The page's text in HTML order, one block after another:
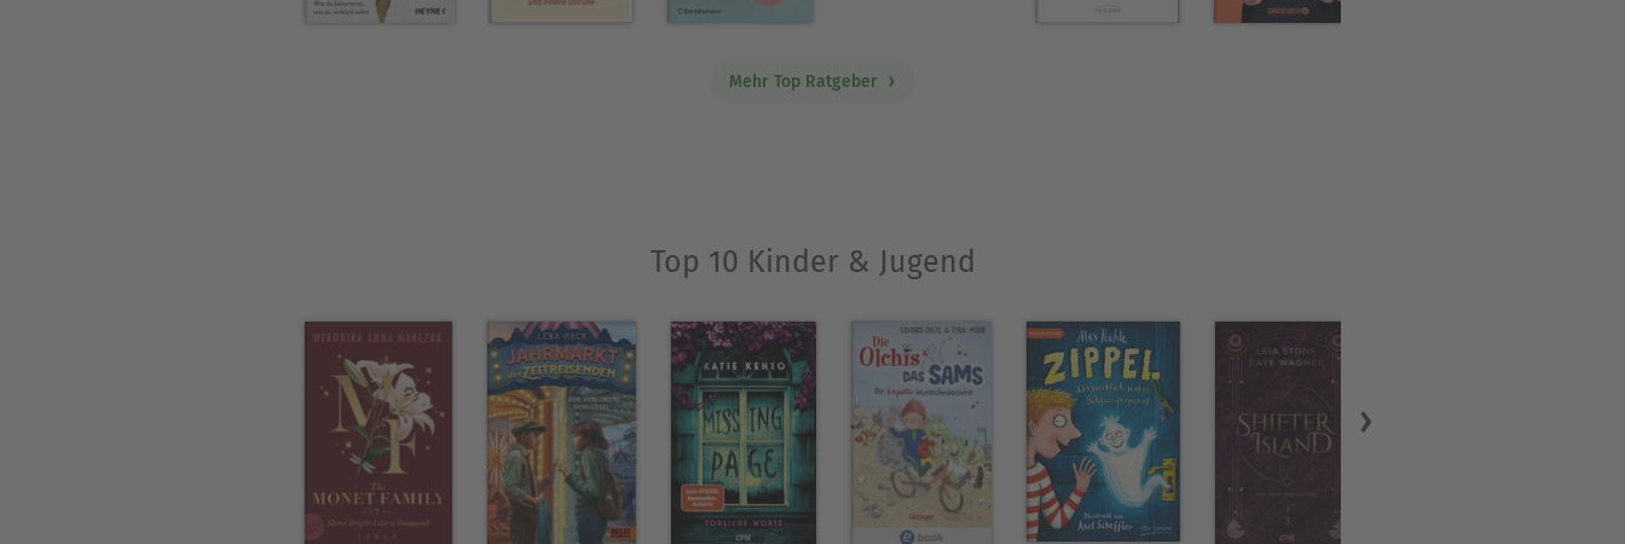
Mehr Top Ratgeber
Top 10 Kinder & Jugend